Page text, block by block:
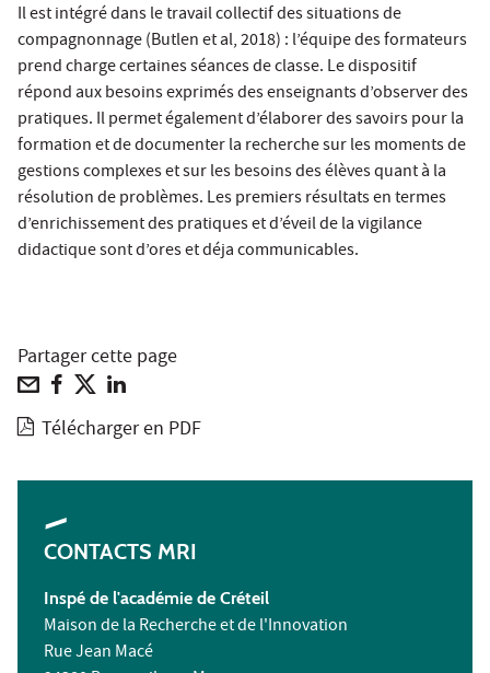
Il est intégré dans le travail collectif des situations de
compagnonnage (Butlen et al, 2018) : l’équipe des formateurs
prend charge certaines séances de classe. Le dispositif
répond aux besoins exprimés des enseignants d’observer des
pratiques. Il permet également d’élaborer des savoirs pour la
formation et de documenter la recherche sur les moments de
gestions complexes et sur les besoins des élèves quant à la
résolution de problèmes. Les premiers résultats en termes
d’enrichissement des pratiques et d’éveil de la vigilance
didactique sont d’ores et déja communicables.
Partager cette page
Télécharger en PDF
CONTACTS MRI
Inspé de l'académie de Créteil
Maison de la Recherche et de l'Innovation
Rue Jean Macé